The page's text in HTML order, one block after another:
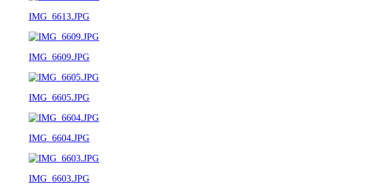
IMG_6613.JPG
IMG_6609.JPG
IMG_6605.JPG
IMG_6604.JPG
IMG_6603.JPG